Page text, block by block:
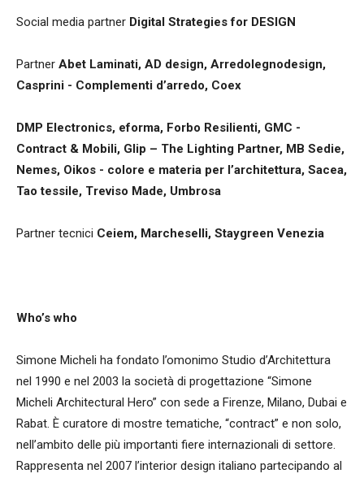
Social media partner Digital Strategies for DESIGN
Partner Abet Laminati, AD design, Arredolegnodesign,
Casprini - Complementi d’arredo, Coex
DMP Electronics, eforma, Forbo Resilienti, GMC -
Contract & Mobili, Glip – The Lighting Partner, MB Sedie,
Nemes, Oikos - colore e materia per l’architettura, Sacea,
Tao tessile, Treviso Made, Umbrosa
Partner tecnici Ceiem, Marcheselli, Staygreen Venezia
Who’s who
Simone Micheli ha fondato l’omonimo Studio d’Architettura
nel 1990 e nel 2003 la società di progettazione “Simone
Micheli Architectural Hero” con sede a Firenze, Milano, Dubai e
Rabat. È curatore di mostre tematiche, “contract” e non solo,
nell’ambito delle più importanti fiere internazionali di settore.
Rappresenta nel 2007 l’interior design italiano partecipando al